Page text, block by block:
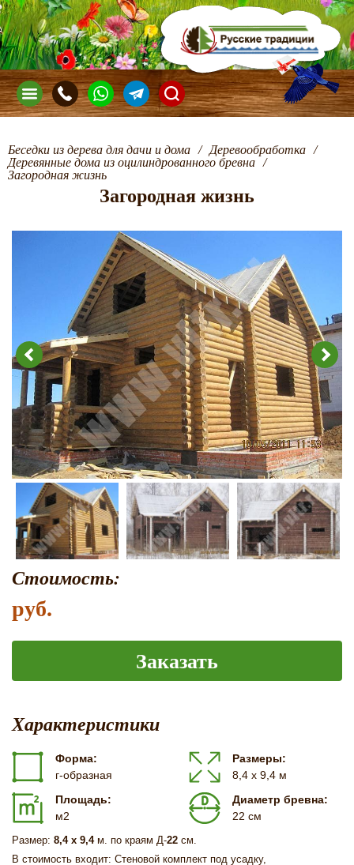
Беседки из дерева для дачи и дома / Деревообработка /
Деревянные дома из оцилиндрованного бревна /
Загородная жизнь
Загородная жизнь
Стоимость:
руб.
Заказать
Характеристики
Форма:
г-образная
Размеры:
8,4 х 9,4 м
Площадь:
м2
Диаметр бревна:
22 см
Размер: 8,4 х 9,4м. по краям Д-22 см.
В стоимость входит: Стеновой комплект под усадку,